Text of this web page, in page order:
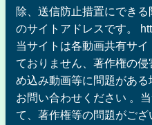
除、送信防止措置にでき
のサイトアドレスです。
当サイトは各動画共有サ
ておりません、著作権の
め込み動画等に問題があ
お問い合わせください 。
て、著作権等の問題がご